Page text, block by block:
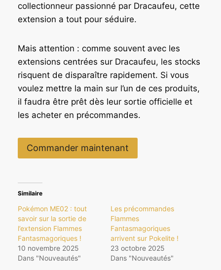
collectionneur passionné par Dracaufeu, cette
extension a tout pour séduire.
Mais attention : comme souvent avec les
extensions centrées sur Dracaufeu, les stocks
risquent de disparaître rapidement. Si vous
voulez mettre la main sur l’un de ces produits,
il faudra être prêt dès leur sortie officielle et
les acheter en précommandes.
Commander maintenant
Similaire
Pokémon ME02 : tout
savoir sur la sortie de
l’extension Flammes
Fantasmagoriques !
10 novembre 2025
Dans "Nouveautés"
Les précommandes
Flammes
Fantasmagoriques
arrivent sur Pokelite !
23 octobre 2025
Dans "Nouveautés"